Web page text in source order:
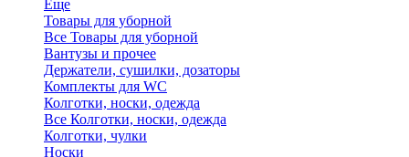
Еще
Товары для уборной
Все Товары для уборной
Вантузы и прочее
Держатели, сушилки, дозаторы
Комплекты для WC
Колготки, носки, одежда
Все Колготки, носки, одежда
Колготки, чулки
Носки